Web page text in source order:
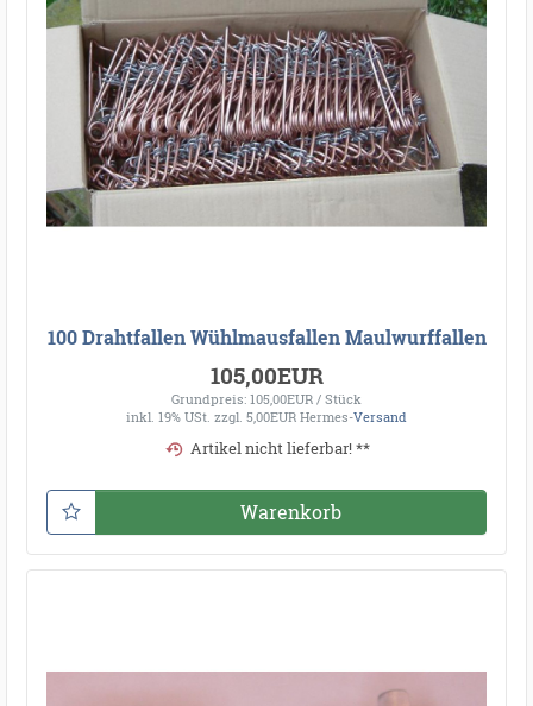
100 Drahtfallen Wühlmausfallen Maulwurffallen
105,00EUR
Grundpreis: 105,00EUR / Stück
inkl. 19% USt. zzgl. 5,00EUR Hermes-Versand
Artikel nicht lieferbar! **
Warenkorb